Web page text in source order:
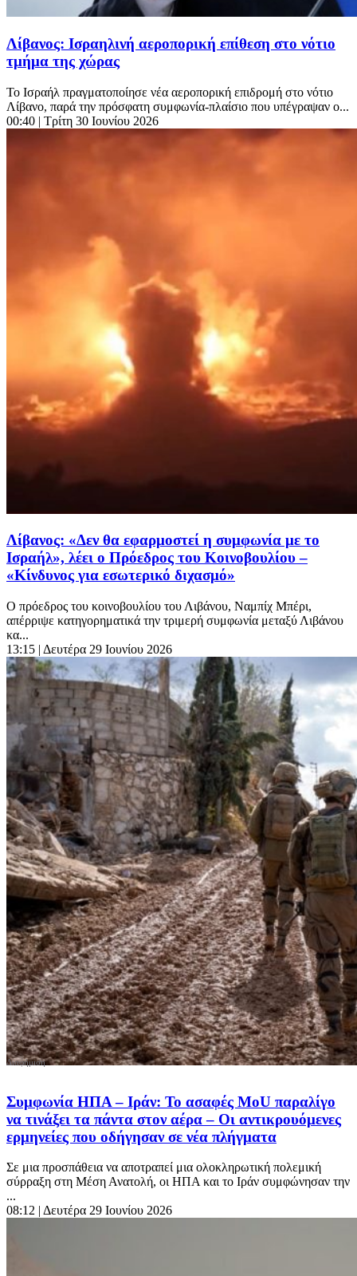
Λίβανος: Ισραηλινή αεροπορική επίθεση στο νότιο
τμήμα της χώρας
Το Ισραήλ πραγματοποίησε νέα αεροπορική επιδρομή στο νότιο
Λίβανο, παρά την πρόσφατη συμφωνία-πλαίσιο που υπέγραψαν ο...
00:40 | Τρίτη 30 Ιουνίου 2026
Λίβανος: «Δεν θα εφαρμοστεί η συμφωνία με το
Ισραήλ», λέει ο Πρόεδρος του Κοινοβουλίου –
«Κίνδυνος για εσωτερικό διχασμό»
Ο πρόεδρος του κοινοβουλίου του Λιβάνου, Ναμπίχ Μπέρι,
απέρριψε κατηγορηματικά την τριμερή συμφωνία μεταξύ Λιβάνου
κα...
13:15 | Δευτέρα 29 Ιουνίου 2026
Συμφωνία ΗΠΑ – Ιράν: Το ασαφές MoU παραλίγο
να τινάξει τα πάντα στον αέρα – Οι αντικρουόμενες
ερμηνείες που οδήγησαν σε νέα πλήγματα
Σε μια προσπάθεια να αποτραπεί μια ολοκληρωτική πολεμική
σύρραξη στη Μέση Ανατολή, οι ΗΠΑ και το Ιράν συμφώνησαν την
...
08:12 | Δευτέρα 29 Ιουνίου 2026